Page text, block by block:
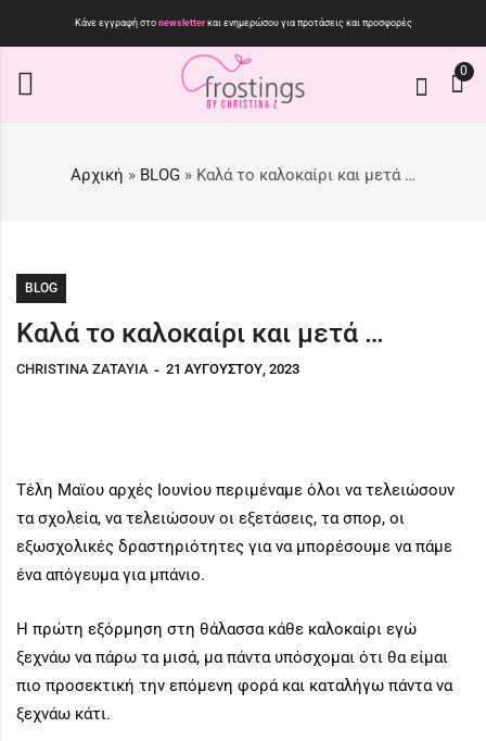
Κάνε εγγραφή στοnewsletterκαι ενημερώσου για προτάσεις και προσφορές
0
Αρχική » BLOG » Καλά το καλοκαίρι και μετά …
BLOG
Καλά το καλοκαίρι και μετά …
CHRISTINA ZATAYIA 21 ΑΥΓΟΎΣΤΟΥ, 2023
Τέλη Μαϊου αρχές Ιουνίου περιμέναμε όλοι να τελειώσουν
τα σχολεία, να τελειώσουν οι εξετάσεις, τα σπορ, οι
εξωσχολικές δραστηριότητες για να μπορέσουμε να πάμε
ένα απόγευμα για μπάνιο.
Η πρώτη εξόρμηση στη θάλασσα κάθε καλοκαίρι εγώ
ξεχνάω να πάρω τα μισά, μα πάντα υπόσχομαι ότι θα είμαι
πιο προσεκτική την επόμενη φορά και καταλήγω πάντα να
ξεχνάω κάτι.